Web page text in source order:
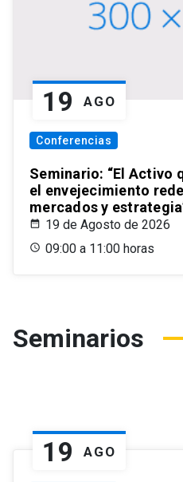
19 AGO
Conferencias
Seminario: “El Activo
el envejecimiento
mercados y
19 de Agosto de 2026
09:00 a 11:00 horas
Seminarios
19 AGO